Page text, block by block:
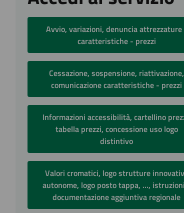
Avvio, variazioni, denuncia
caratteristiche - prezzi
Cessazione, sospensione, riattivazione,
comunicazione caratteristiche - prezzi
Informazioni accessibilità, cartellino
tabella prezzi, concessione uso logo
distintivo
Valori cromatici, logo strutture
autonome, logo posto tappa, ...,
documentazione aggiuntiva regionale